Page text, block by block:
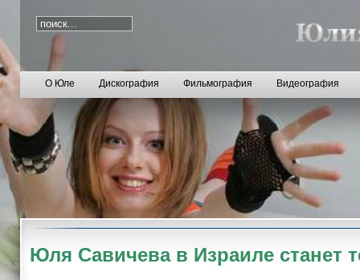
О Юле Дискография Фильмография Видеография
Юля Савичева в Израиле станет